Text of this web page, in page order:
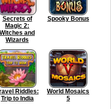
Secrets of
Magic 2:
Witches and
Wizards
Spooky Bonus
Riddles:
Trip to India
World Mosaics
5